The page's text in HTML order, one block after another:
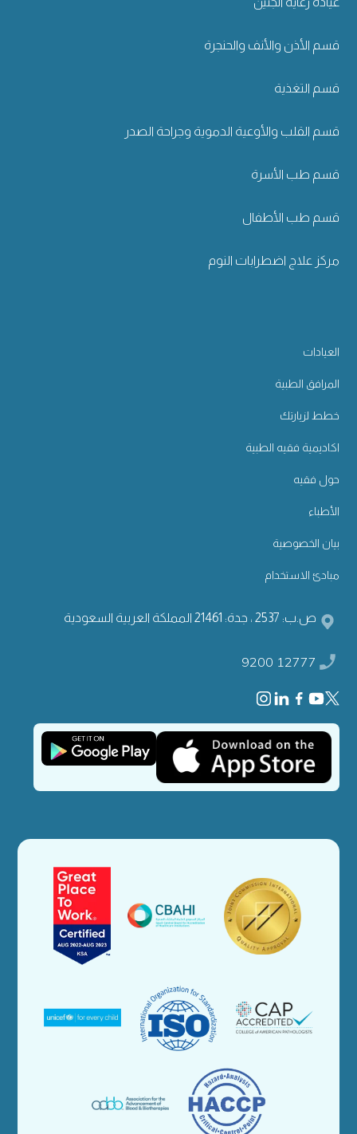
قسم الأذن والأنف والحنجرة
قسم التغذية
قسم القلب والأوعية الدموية وجراحة الصدر
قسم طب الأسرة
قسم طب الأطفال
مركز علاج اضطرابات النوم
العيادات
المرافق الطبية
خطط لزيارتك
اكاديمية فقيه الطبية
حول فقيه
الأطباء
بيان الخصوصية
مبادئ الاستخدام
ص.ب: 2537 ، جدة: 21461 المملكة العربية السعودية
9200 12777